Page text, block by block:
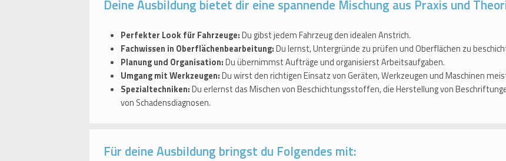
Deine Ausbildung bietet dir eine spannende Mischung aus Praxis und
Perfekter Look für Fahrzeuge:Du gibst jedem Fahrzeug den idealen Anstrich.
Fachwissen in Oberflächenbearbeitung:Du lernst, Untergründe zu prüfen und Oberflächen zu
Planung und Organisation:Du übernimmst Aufträge und organisierst Arbeitsaufgaben.
Umgang mit Werkzeugen:Du wirst den richtigen Einsatz von Geräten, Werkzeugen und Maschinen
Spezialtechniken:Du erlernst das Mischen von Beschichtungsstoffen, die Herstellung von
von Schadensdiagnosen.
Für deine Ausbildung bringst du Folgendes mit: